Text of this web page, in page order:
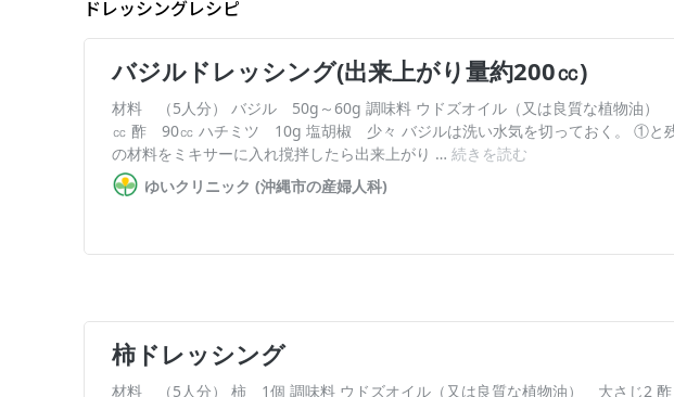
ドレッシングレシピ
母乳育児
予防接種
その他の診療内容